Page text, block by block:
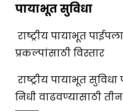
पायाभूत सुविधा
राष्ट्रीय पायाभूत
प्रकल्पांसाठी विस्तार
राष्ट्रीय पायाभूत
निधी वाढवण्यासाठी तीन